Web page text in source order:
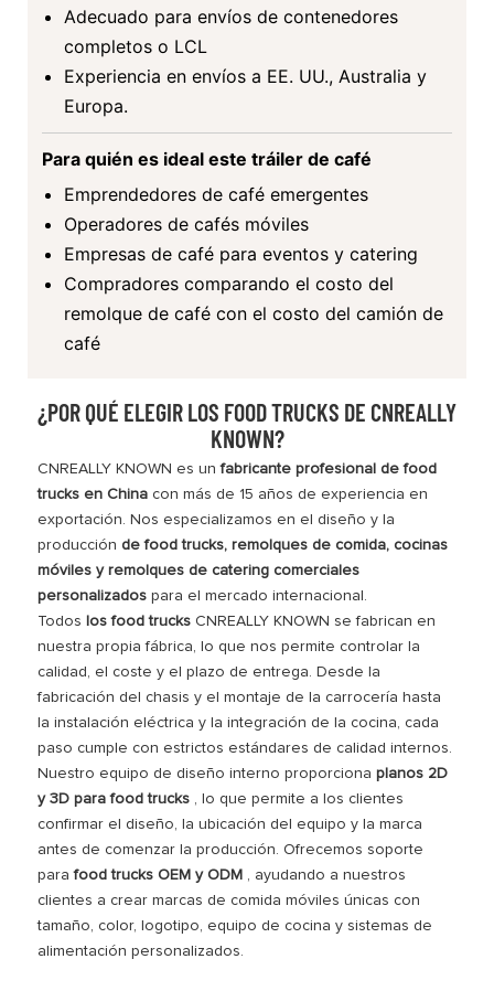
Adecuado para envíos de contenedores
completos o LCL
Experiencia en envíos a EE. UU., Australia y
Europa.
Para quién es ideal este tráiler de café
Emprendedores de café emergentes
Operadores de cafés móviles
Empresas de café para eventos y catering
Compradores comparando el costo del
remolque de café con el costo del camión de
café
¿POR QUÉ ELEGIR LOS FOOD TRUCKS DE CNREALLY
KNOWN?
CNREALLY KNOWN es unfabricante profesional de food
trucks en Chinacon más de 15 años de experiencia en
exportación. Nos especializamos en el diseño y la
producción de food trucks, remolques de comida, cocinas
móviles y remolques de catering comerciales
personalizadospara el mercado internacional.
Todos los food trucksCNREALLY KNOWN se fabrican en
nuestra propia fábrica, lo que nos permite controlar la
calidad, el coste y el plazo de entrega. Desde la
fabricación del chasis y el montaje de la carrocería hasta
la instalación eléctrica y la integración de la cocina, cada
paso cumple con estrictos estándares de calidad internos.
Nuestro equipo de diseño interno proporciona planos 2D
y 3D para food trucks, lo que permite a los clientes
confirmar el diseño, la ubicación del equipo y la marca
antes de comenzar la producción. Ofrecemos soporte
parafood trucks OEM y ODM, ayudando a nuestros
clientes a crear marcas de comida móviles únicas con
tamaño, color, logotipo, equipo de cocina y sistemas de
alimentación personalizados.